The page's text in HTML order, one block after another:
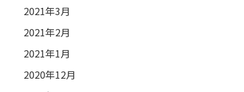
2021年3月
2021年2月
2021年1月
2020年12月